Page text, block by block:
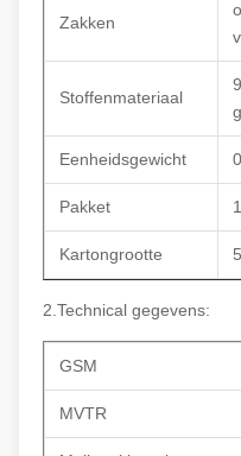
Zakken
Stoffenmateriaal
Eenheidsgewicht
Pakket
Kartongrootte
2.Technical gegevens:
GSM
MVTR